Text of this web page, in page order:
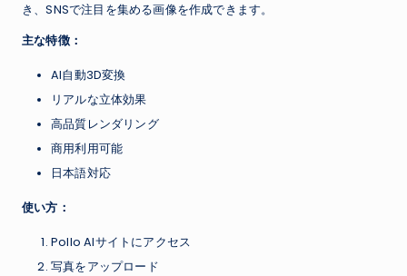
き、SNSで注目を集める画像を作成できます。
主な特徴：
AI自動3D変換
リアルな立体効果
高品質レンダリング
商用利用可能
日本語対応
使い方：
Pollo AIサイトにアクセス
写真をアップロード